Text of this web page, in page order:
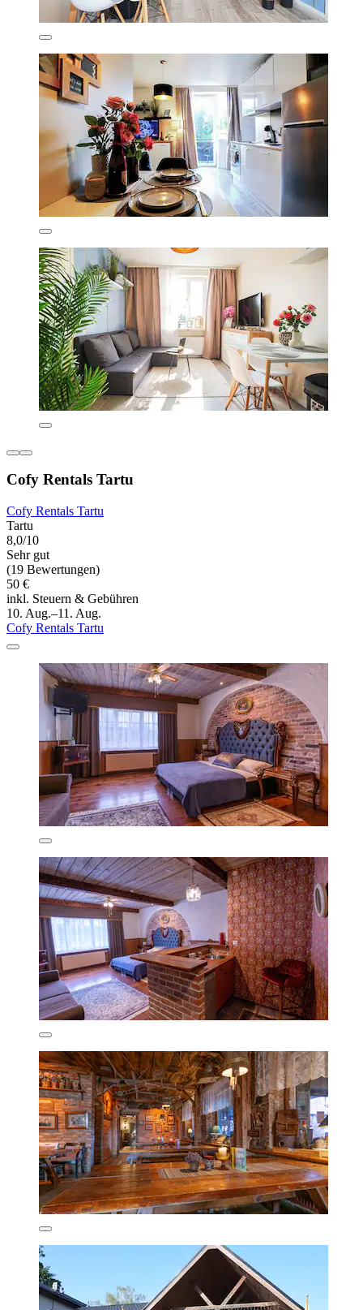
Cofy Rentals Tartu
Cofy Rentals Tartu
Tartu
8,0/10
Sehr gut
(19 Bewertungen)
50 €
inkl. Steuern & Gebühren
10. Aug.–11. Aug.
Cofy Rentals Tartu